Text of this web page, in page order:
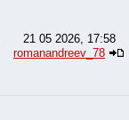
21 05 2026, 17:58
romanandreev_78